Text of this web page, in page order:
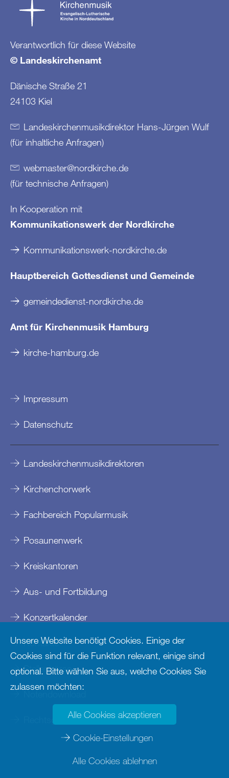
Verantwortlich für diese Website
© Landeskirchenamt
Dänische Straße 21
24103 Kiel
Landeskirchenmusikdirektor Hans-Jürgen Wulf
(für inhaltliche Anfragen)
webmaster@nordkirche.de
(für technische Anfragen)
In Kooperation mit
Kommunikationswerk der Nordkirche
Kommunikationswerk-nordkirche.de
Hauptbereich Gottesdienst und Gemeinde
gemeindedienst-nordkirche.de
Amt für Kirchenmusik Hamburg
kirche-hamburg.de
Impressum
Datenschutz
Landeskirchenmusikdirektoren
Kirchenchorwerk
Fachbereich Popularmusik
Posaunenwerk
Kreiskantoren
Aus- und Fortbildung
Konzertkalender
Kontakte
Stellenbörse
Rechtsgrundlagen
Unsere Website benötigt Cookies. Einige der
Cookies sind für die Funktion relevant, einige sind
optional. Bitte wählen Sie aus, welche Cookies Sie
zulassen möchten:
Alle Cookies akzeptieren
Cookie-Einstellungen
Alle Cookies ablehnen